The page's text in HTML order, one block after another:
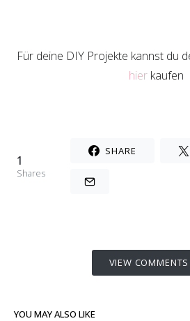
Für deine DIY Projekte kannst du
hierkaufen
1
Shares
SHARE
VIEW
YOU MAY ALSO LIKE